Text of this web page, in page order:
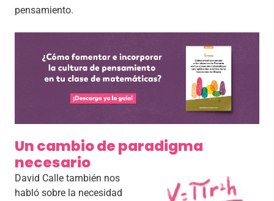
pensamiento.
Un cambio de paradigma
necesario
David Calle también nos
habló sobre la necesidad